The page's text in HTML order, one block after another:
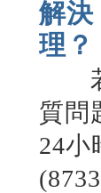
解決
理？
若
質問
24小